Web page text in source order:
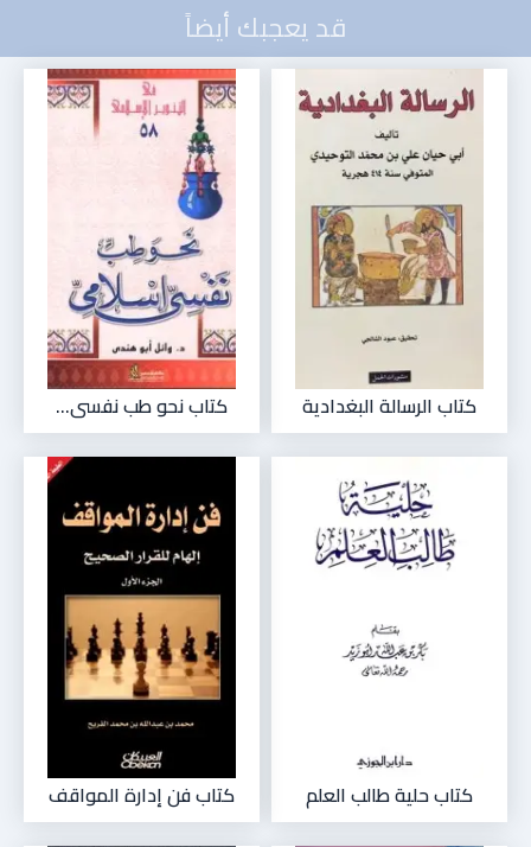
قد يعجبك أيضاً
كتاب الرسالة البغدادية كتاب نحو طب نفسى...
كتاب حلية طالب العلم كتاب فن إدارة المواقف